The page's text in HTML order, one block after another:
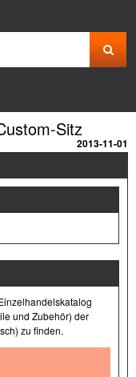
Sitz
2013-11-01
und Zubehör) der
zu finden.